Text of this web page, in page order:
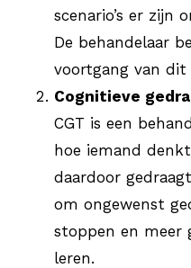
scenario’s er zijn
De behandelaar
voortgang van dit
Cognitieve
CGT is een
hoe iemand
daardoor
om ongewenst
stoppen en meer
leren.